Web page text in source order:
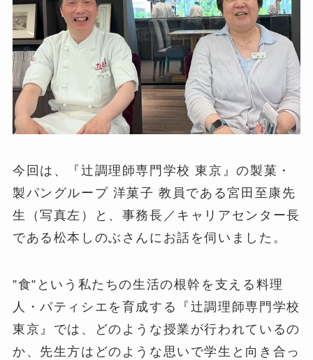
今回は、『辻調理師専門学校 東京』の製菓・
製パングループ 洋菓子 教員である宮田至康先
生（写真左）と、事務長／キャリアセンター長
である松本しのぶさんにお話を伺いました。
”食”という私たちの生活の根幹を支える料理
人・パティシエを育成する『辻調理師専門学校
東京』では、どのような授業が行われているの
か、先生方はどのような思いで学生と向き合っ